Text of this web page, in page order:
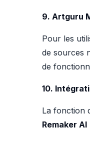
9. Artguru
Pour les
de sources
de
10.
La fonction
Remaker AI